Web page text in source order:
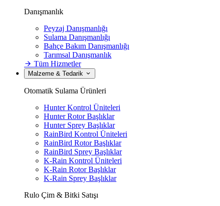
Danışmanlık
Peyzaj Danışmanlığı
Sulama Danışmanlığı
Bahçe Bakım Danışmanlığı
Tarımsal Danışmanlık
Tüm Hizmetler
Malzeme & Tedarik
Otomatik Sulama Ürünleri
Hunter Kontrol Üniteleri
Hunter Rotor Başlıklar
Hunter Sprey Başlıklar
RainBird Kontrol Üniteleri
RainBird Rotor Başlıklar
RainBird Sprey Başlıklar
K-Rain Kontrol Üniteleri
K-Rain Rotor Başlıklar
K-Rain Sprey Başlıklar
Rulo Çim & Bitki Satışı